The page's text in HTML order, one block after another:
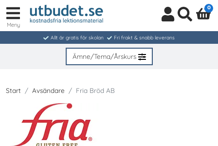
in
/
Meny
0
Allt är gratis för skolan Fri frakt & snabb leverans
Ämne/Tema/Årskurs
Start Avsändare Fria Bröd AB